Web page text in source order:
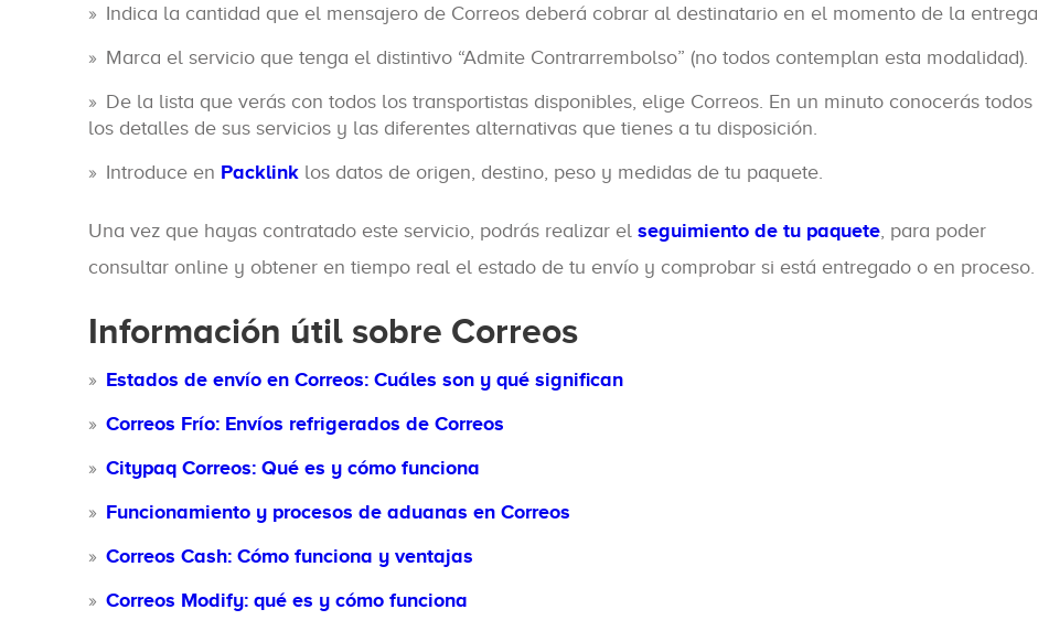
Indica la cantidad que el mensajero de Correos deberá cobrar al destinatario en el momento de la entrega.
Marca el servicio que tenga el distintivo “Admite Contrarrembolso” (no todos contemplan esta modalidad).
De la lista que verás con todos los transportistas disponibles, elige Correos. En un minuto conocerás todos
los detalles de sus servicios y las diferentes alternativas que tienes a tu disposición.
Introduce en Packlink los datos de origen, destino, peso y medidas de tu paquete.
Una vez que hayas contratado este servicio, podrás realizar el seguimiento de tu paquete , para poder
consultar online y obtener en tiempo real el estado de tu envío y comprobar si está entregado o en proceso.
Información útil sobre Correos
Estados de envío en Correos: Cuáles son y qué significan
Correos Frío: Envíos refrigerados de Correos
Citypaq Correos: Qué es y cómo funciona
Funcionamiento y procesos de aduanas en Correos
Correos Cash: Cómo funciona y ventajas
Correos Modify: qué es y cómo funciona